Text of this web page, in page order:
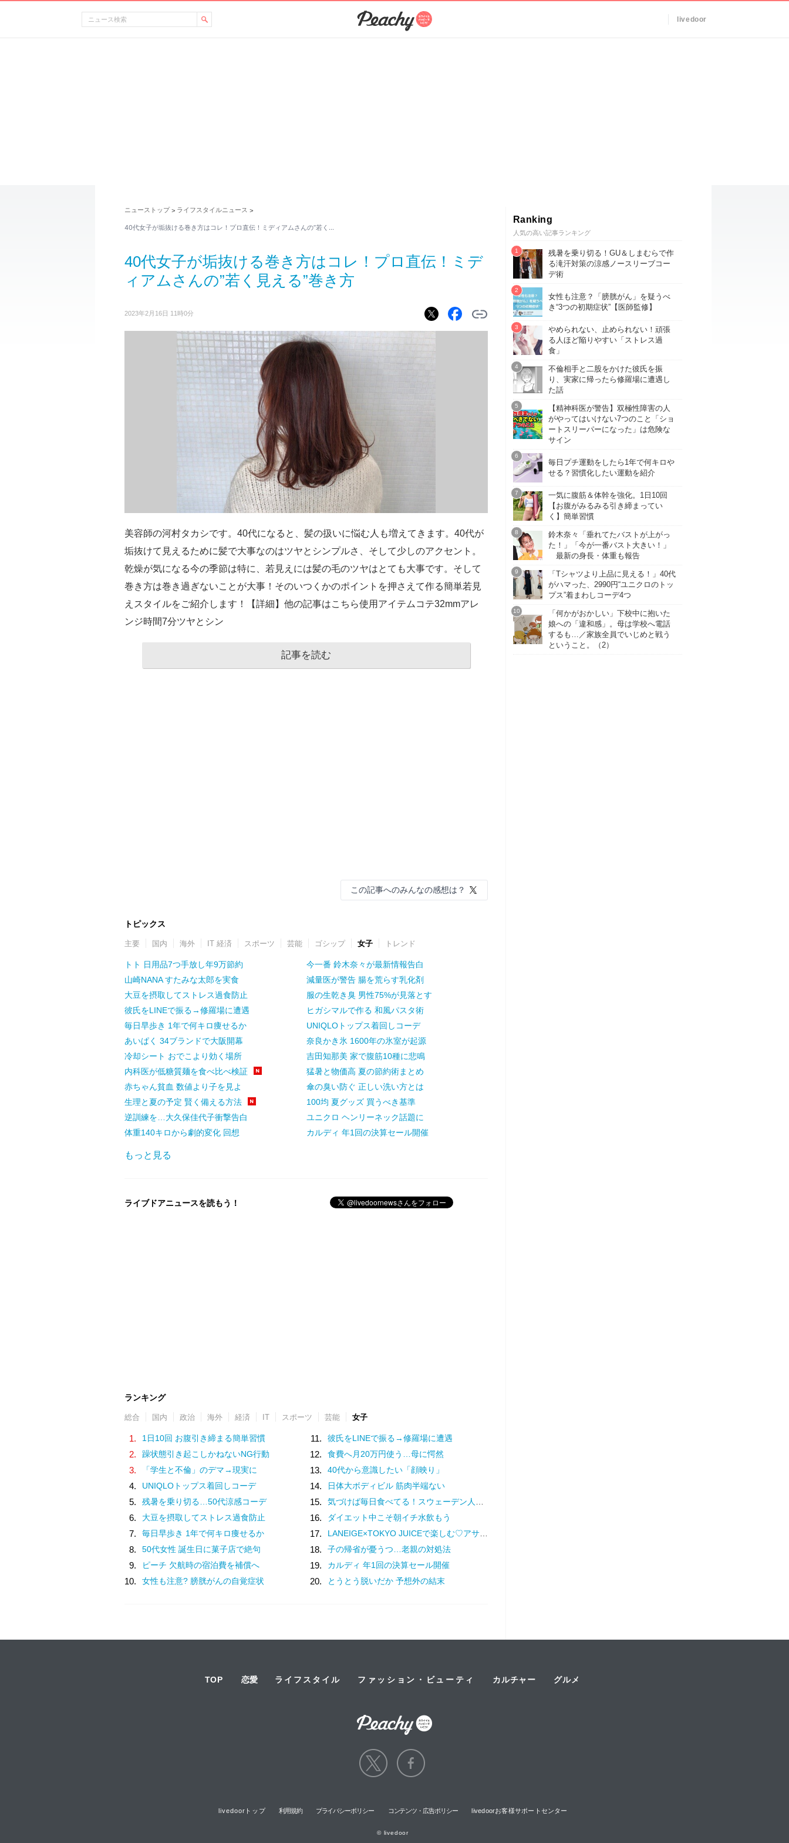
livedoor
ニューストップ > ライフスタイルニュース >
40代女子が垢抜ける巻き方はコレ！プロ直伝！ミディアムさんの”若く…
40代女子が垢抜ける巻き方はコレ！プロ直伝！ミデ
ィアムさんの”若く見える”巻き方
2023年2月16日 11時0分
美容師の河村タカシです。40代になると、髪の扱いに悩む人も増えてきます。40代が
垢抜けて見えるために髪で大事なのはツヤとシンプルさ、そして少しのアクセント。
乾燥が気になる今の季節は特に、若見えには髪の毛のツヤはとても大事です。そして
巻き方は巻き過ぎないことが大事！そのいつくかのポイントを押さえて作る簡単若見
えスタイルをご紹介します！【詳細】他の記事はこちら使用アイテムコテ32mmアレ
ンジ時間7分ツヤとシン
記事を読む
この記事へのみんなの感想は？
トピックス
主要 国内 海外 IT 経済 スポーツ 芸能 ゴシップ 女子 トレンド
トト 日用品7つ手放し年9万節約
山崎NANA すたみな太郎を実食
大豆を摂取してストレス過食防止
彼氏をLINEで振る→修羅場に遭遇
毎日早歩き 1年で何キロ痩せるか
あいぱく 34ブランドで大阪開幕
冷却シート おでこより効く場所
内科医が低糖質麺を食べ比べ検証
赤ちゃん貧血 数値より子を見よ
生理と夏の予定 賢く備える方法
逆訓練を…大久保佳代子衝撃告白
体重140キロから劇的変化 回想
今一番 鈴木奈々が最新情報告白
減量医が警告 腸を荒らす乳化剤
服の生乾き臭 男性75%が見落とす
ヒガシマルで作る 和風パスタ術
UNIQLOトップス着回しコーデ
奈良かき氷 1600年の氷室が起源
吉田知那美 家で腹筋10種に悲鳴
猛暑と物価高 夏の節約術まとめ
傘の臭い防ぐ 正しい洗い方とは
100均 夏グッズ 買うべき基準
ユニクロ ヘンリーネック話題に
カルディ 年1回の決算セール開催
もっと見る
ライブドアニュースを読もう！
ランキング
総合 国内 政治 海外 経済 IT スポーツ 芸能 女子
1. 1日10回 お腹引き締まる簡単習慣
2. 躁状態引き起こしかねないNG行動
3. 「学生と不倫」のデマ→現実に
4. UNIQLOトップス着回しコーデ
5. 残暑を乗り切る…50代涼感コーデ
6. 大豆を摂取してストレス過食防止
7. 毎日早歩き 1年で何キロ痩せるか
8. 50代女性 誕生日に菓子店で絶句
9. ピーチ 欠航時の宿泊費を補償へ
10. 女性も注意? 膀胱がんの自覚症状
11. 彼氏をLINEで振る→修羅場に遭遇
12. 食費へ月20万円使う…母に愕然
13. 40代から意識したい「顔映り」
14. 日体大ボディビル 筋肉半端ない
15. 気づけば毎日食べてる！スウェーデン人漫画家がリピートし続ける日本の定番食
16. ダイエット中こそ朝イチ水飲もう
17. LANEIGE×TOKYO JUICEで楽しむ♡アサイーマンゴースムージーの特別企画
18. 子の帰省が憂うつ…老親の対処法
19. カルディ 年1回の決算セール開催
20. とうとう脱いだか 予想外の結末
Ranking
人気の高い記事ランキング
残暑を乗り切る！GU＆しまむらで作
る滝汗対策の涼感ノースリーブコー
デ術
女性も注意？「膀胱がん」を疑うべ
き“3つの初期症状”【医師監修】
やめられない、止められない！頑張
る人ほど陥りやすい「ストレス過
食」
不倫相手と二股をかけた彼氏を振
り、実家に帰ったら修羅場に遭遇し
た話
【精神科医が警告】双極性障害の人
がやってはいけない7つのこと「ショ
ートスリーパーになった」は危険な
サイン
毎日プチ運動をしたら1年で何キロや
せる？習慣化したい運動を紹介
一気に腹筋＆体幹を強化。1日10回
【お腹がみるみる引き締まってい
く】簡単習慣
鈴木奈々「垂れてたバストが上がっ
た！」「今が一番バスト大きい！」
最新の身長・体重も報告
「Tシャツより上品に見える！」40代
がハマった、2990円“ユニクロのトッ
プス”着まわしコーデ4つ
「何かがおかしい」下校中に抱いた
娘への「違和感」。母は学校へ電話
するも…／家族全員でいじめと戦う
ということ。（2）
TOP 恋愛 ライフスタイル ファッション・ビューティ カルチャー グルメ
livedoorトップ 利用規約 プライバシーポリシー コンテンツ・広告ポリシー livedoorお客様サポートセンター
© livedoor